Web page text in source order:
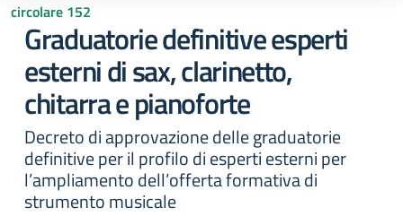
circolare 152
Graduatorie definitive esperti
esterni di sax, clarinetto,
chitarra e pianoforte
Decreto di approvazione delle graduatorie
definitive per il profilo di esperti esterni per
l’ampliamento dell’offerta formativa di
strumento musicale